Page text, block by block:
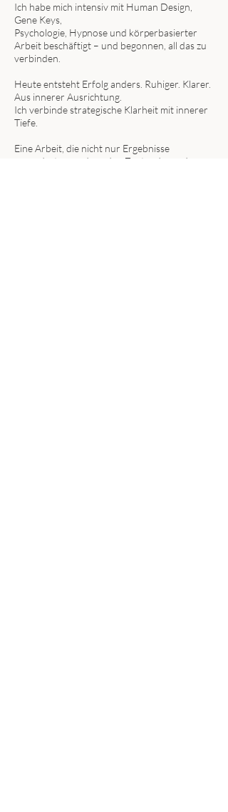
Ich habe mich intensiv mit Human Design,
Gene Keys,
Psychologie, Hypnose und körperbasierter
Arbeit beschäftigt – und begonnen, all das zu
verbinden.
Heute entsteht Erfolg anders. Ruhiger. Klarer.
Aus innerer Ausrichtung.
Ich verbinde strategische Klarheit mit innerer
Tiefe.
Eine Arbeit, die nicht nur Ergebnisse
verändert – sondern den Zustand, aus dem